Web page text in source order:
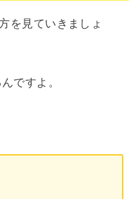
を見ていきましょ
ですよ。